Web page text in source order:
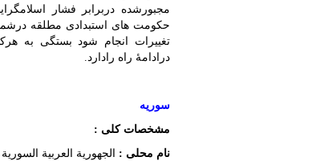
مجبورشده دربرابر فشار
حکومت های استبدادی مطلقه
تغییرات انجام شود بستگی به
درادامۀ راه رادارد.
سوریه
مشخصات کلی :
نام محلی : الجهوریة العربیة السوریة